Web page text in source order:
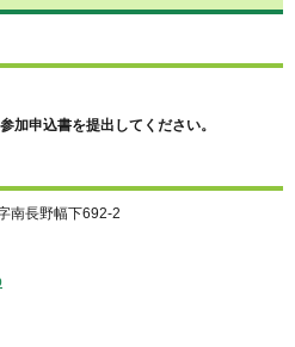
加申込書を提出してください。
南長野幅下692-2